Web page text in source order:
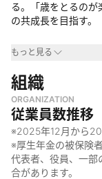
る。「歳をとるのが
の共成長を目指す。
事業領域
・事業支援(マーケテ
・社会課題解決(少子
なぜやっている
・企業の生産性向上
・少子高齢化課題を
・「歳をとるのが楽
もっと見る
組織
ORGANIZATION
従業員数推移
※2025年12月から
※厚生年金の被保険
代表者、役員、一部
合があります。